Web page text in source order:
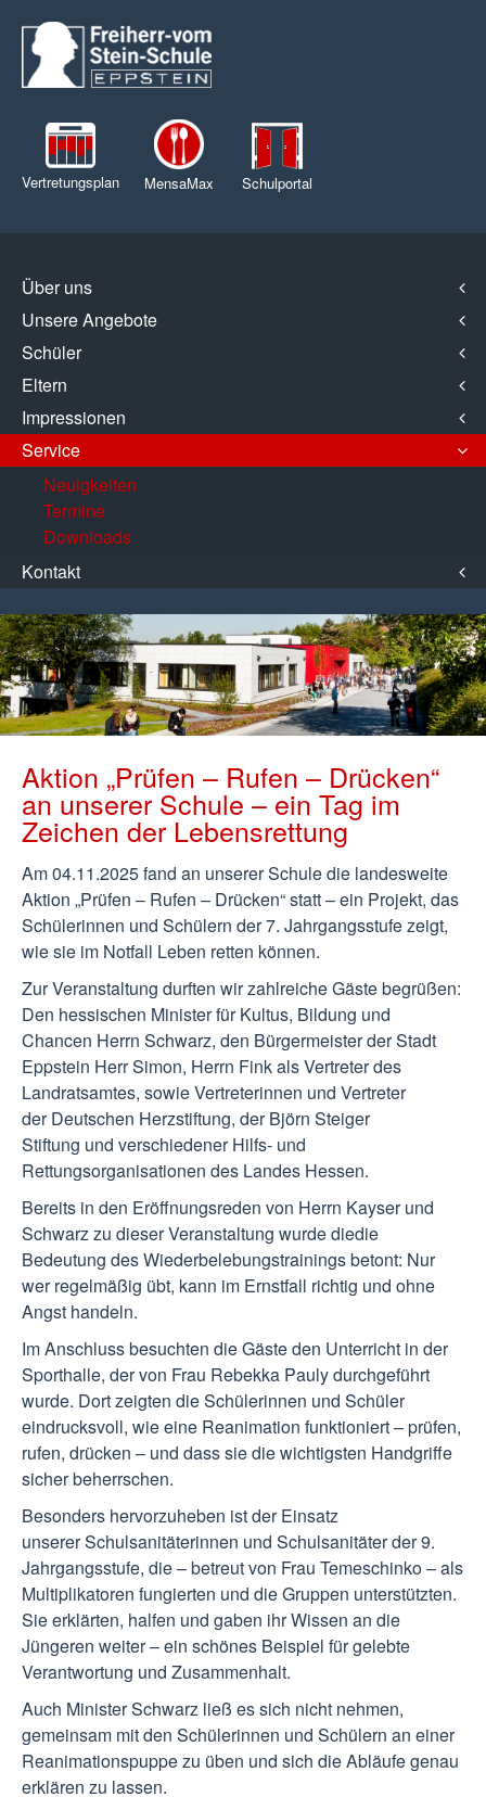
Vertretungsplan MensaMax Schulportal
Über uns
Unsere Angebote
Schüler
Eltern
Impressionen
Service
Neuigkeiten
Termine
Downloads
Kontakt
Aktion „Prüfen – Rufen – Drücken“
an unserer Schule – ein Tag im
Zeichen der Lebensrettung
Am 04.11.2025 fand an unserer Schule die landesweite
Aktion „Prüfen – Rufen – Drücken“ statt – ein Projekt, das
Schülerinnen und Schülern der 7. Jahrgangsstufe zeigt,
wie sie im Notfall Leben retten können.
Zur Veranstaltung durften wir zahlreiche Gäste begrüßen:
Den hessischen Minister für Kultus, Bildung und
Chancen Herrn Schwarz, den Bürgermeister der Stadt
Eppstein Herr Simon, Herrn Fink als Vertreter des
Landratsamtes, sowie Vertreterinnen und Vertreter
der Deutschen Herzstiftung, der Björn Steiger
Stiftung und verschiedener Hilfs- und
Rettungsorganisationen des Landes Hessen.
Bereits in den Eröffnungsreden von Herrn Kayser und
Schwarz zu dieser Veranstaltung wurde diedie
Bedeutung des Wiederbelebungstrainings betont: Nur
wer regelmäßig übt, kann im Ernstfall richtig und ohne
Angst handeln.
Im Anschluss besuchten die Gäste den Unterricht in der
Sporthalle, der von Frau Rebekka Pauly durchgeführt
wurde. Dort zeigten die Schülerinnen und Schüler
eindrucksvoll, wie eine Reanimation funktioniert – prüfen,
rufen, drücken – und dass sie die wichtigsten Handgriffe
sicher beherrschen.
Besonders hervorzuheben ist der Einsatz
unserer Schulsanitäterinnen und Schulsanitäter der 9.
Jahrgangsstufe, die – betreut von Frau Temeschinko – als
Multiplikatoren fungierten und die Gruppen unterstützten.
Sie erklärten, halfen und gaben ihr Wissen an die
Jüngeren weiter – ein schönes Beispiel für gelebte
Verantwortung und Zusammenhalt.
Auch Minister Schwarz ließ es sich nicht nehmen,
gemeinsam mit den Schülerinnen und Schülern an einer
Reanimationspuppe zu üben und sich die Abläufe genau
erklären zu lassen.